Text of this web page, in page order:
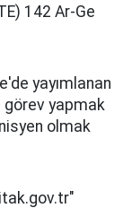
142 Ar-Ge
yayımlanan
görev yapmak
olmak